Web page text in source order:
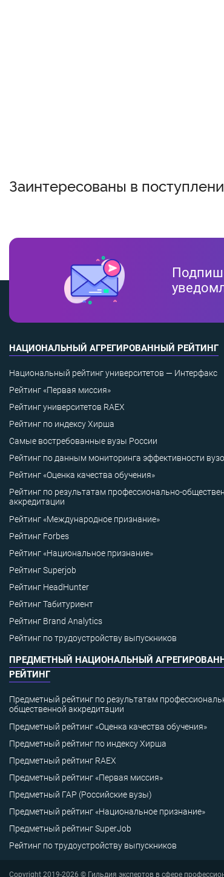
Заинтересованы в
НАЦИОНАЛЬНЫЙ АГРЕГИРОВАННЫЙ РЕЙТИНГ
Национальный рейтинг университетов — Интерфакс
Рейтинг «Первая миссия»
Рейтинг университетов RAEX
Рейтинг по индексу Хирша
Самые востребованные вузы России
Рейтинг по данным мониторинга эффективности
Рейтинг «Оценка качества обучения»
Рейтинг по результатам профессионально-
аккредитации
Рейтинг «Международное признание»
Рейтинг Forbes
Рейтинг «Национальное признание»
Рейтинг Superjob
Рейтинг HeadHunter
Рейтинг Табитуриент
Рейтинг Brand Analytics
Рейтинг по трудоустройству выпускников
ПРЕДМЕТНЫЙ НАЦИОНАЛЬНЫЙ
РЕЙТИНГ
Предметный рейтинг по результатам
общественной аккредитации
Предметный рейтинг «Оценка качества обучения»
Предметный рейтинг по индексу Хирша
Предметный рейтинг RAEX
Предметный рейтинг «Первая миссия»
Предметный ГАР (Российские вузы)
Предметный рейтинг «Национальное признание»
Предметный рейтинг SuperJob
Рейтинг по трудоустройству выпускников
Copyright 2019-2026 © Гильдия экспертов в сфере